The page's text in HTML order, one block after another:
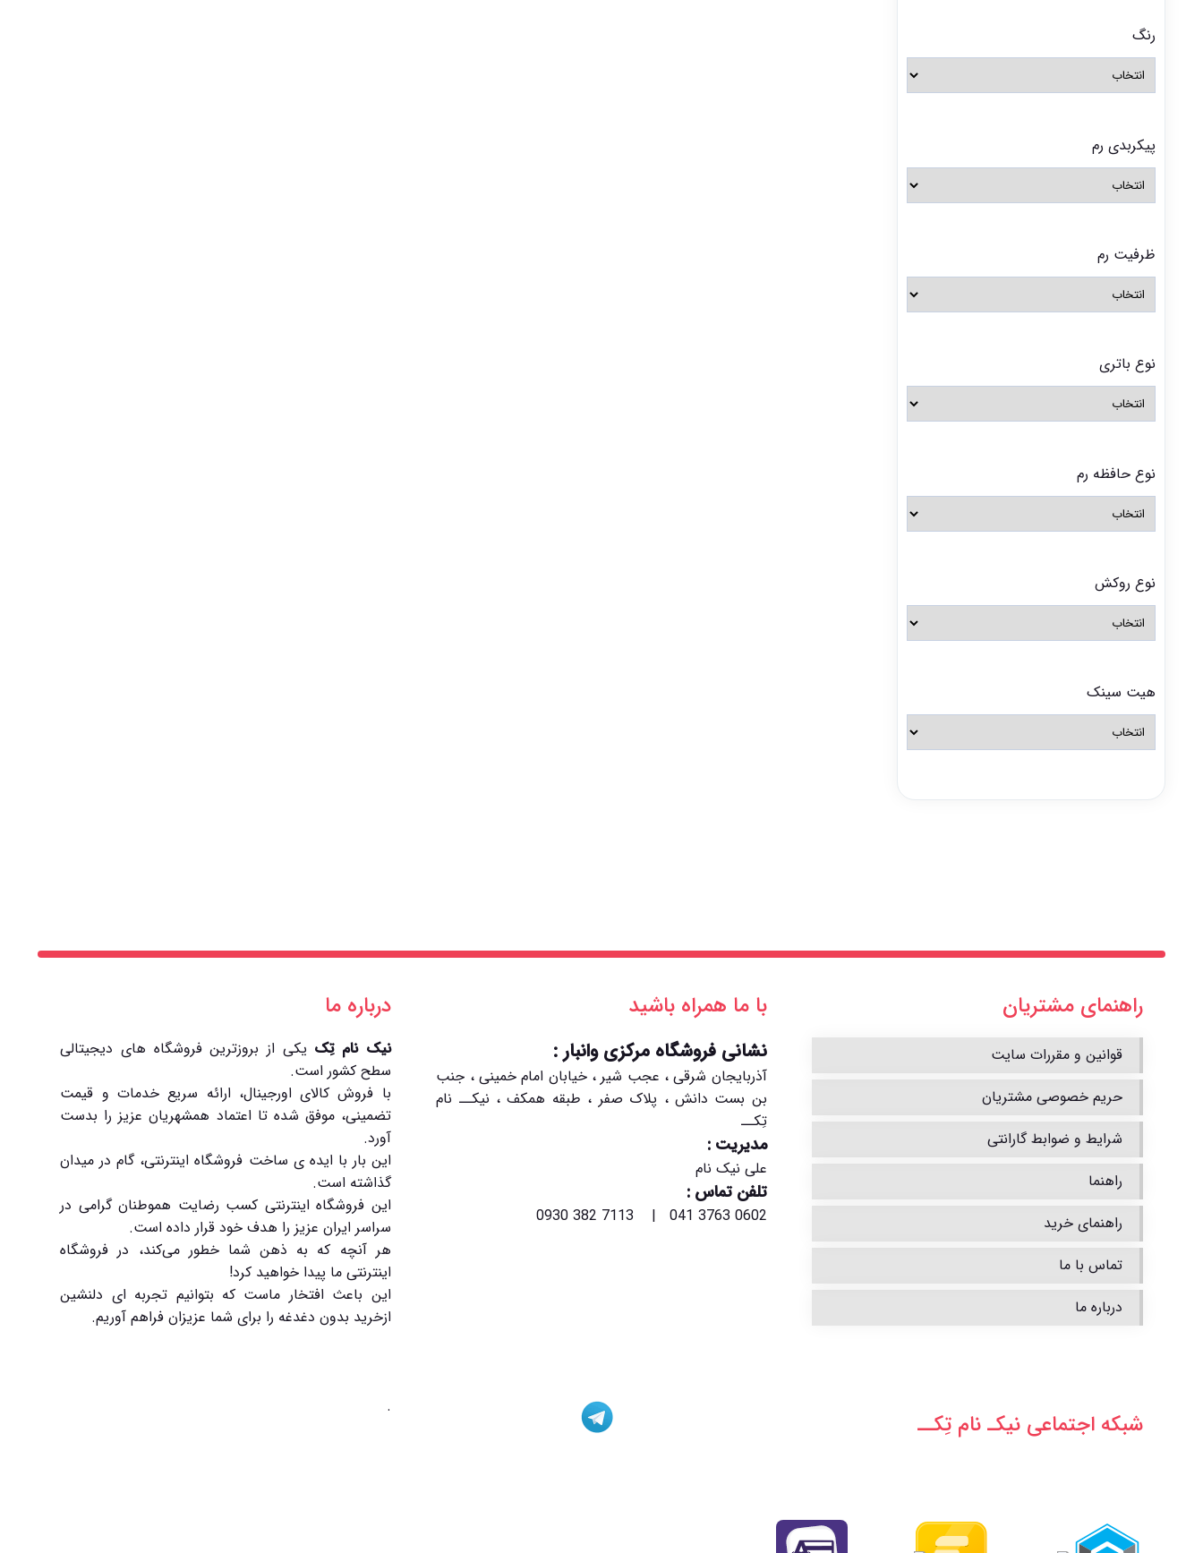
رنگ
پیکربدی رم
ظرفیت رم
نوع باتری
نوع حافظه رم
نوع روکش
هیت سینک
راهنمای مشتریان
قوانین و مقررات سایت
حریم خصوصی مشتریان
شرایط و ضوابط گارانتی
راهنما
راهنمای خرید
تماس با ما
درباره ما
با ما همراه باشید
نشانی فروشگاه مرکزی وانبار :
آذربایجان شرقی ، عجب شیر ، خیابان امام خمینی ، جنب
بن بست دانش ، پلاک صفر ، طبقه همکف ، نیکــ نام
تِکــ
مدیریت :
علی نیک نام
تلفن تماس :
0602 3763 041 | 7113 382 0930
درباره ما
نیک نام تِک یکی از بروزترین فروشگاه های دیجیتالی
سطح کشور است.
با فروش کالای اورجینال، ارائه سریع خدمات و قیمت
تضمینی، موفق شده تا اعتماد همشهریان عزیز را بدست
آورد.
این بار با ایده ی ساخت فروشگاه اینترنتی، گام در میدان
گذاشته است.
این فروشگاه اینترنتی کسب رضایت هموطنان گرامی در
سراسر ایران عزیز را هدف خود قرار داده است.
هر آنچه که به ذهن شما خطور می‌کند، در فروشگاه
اینترنتی ما پیدا خواهید کرد!
این باعث افتخار ماست که بتوانیم تجربه ای دلنشین
ازخرید بدون دغدغه را برای شما عزیزان فراهم آوریم.
شبکه‌ اجتماعی نیکـ نام تِکــ
.